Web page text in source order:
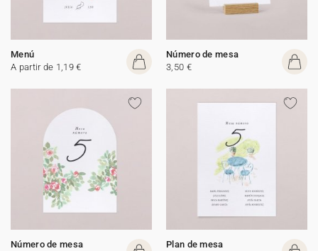
Menú
A partir de 1,19 €
Número de mesa
3,50 €
Número de mesa
Plan de mesa